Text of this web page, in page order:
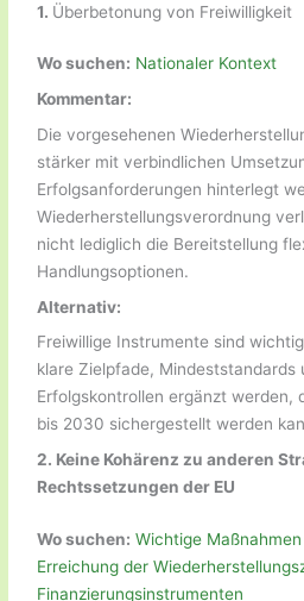
1. Überbetonung von Freiwilligkeit
Wo suchen: Nationaler Kontext
Kommentar:
Die vorgesehenen
stärker mit verbindlichen
Erfolgsanforderungen hinterlegt
Wiederherstellungsverordnung
nicht lediglich die Bereitstellung
Handlungsoptionen.
Alternativ:
Freiwillige Instrumente sind
klare Zielpfade, Mindeststandards
Erfolgskontrollen ergänzt werden,
bis 2030 sichergestellt werden
2. Keine Kohärenz zu anderen
Rechtssetzungen der EU
Wo suchen: Wichtige
Erreichung der
Finanzierungsinstrumenten